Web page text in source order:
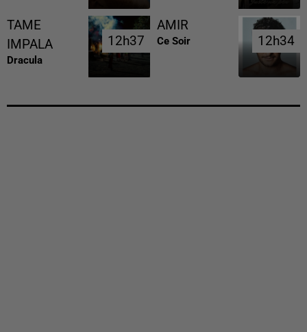
TAME
IMPALA
Dracula
12h37
12h37
AMIR
Ce Soir 12h34
12h34